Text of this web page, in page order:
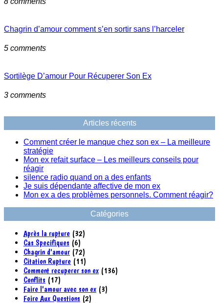
Chagrin d’amour comment s’en sortir sans l’harceler
5 comments
Sortilège D’amour Pour Récuperer Son Ex
3 comments
Articles récents
Comment créer le manque chez son ex – La meilleure
stratégie
Mon ex refait surface – Les meilleurs conseils pour
réagir
silence radio quand on a des enfants
Je suis dépendante affective de mon ex
Mon ex a des problèmes personnels. Comment réagir?
Catégories
Après la rupture (32)
Cas Specifiques (6)
Chagrin d'amour (72)
Citation Rupture (11)
Comment recuperer son ex (136)
Conflits (17)
Faire l'amour avec son ex (3)
Foire Aux Questions (2)